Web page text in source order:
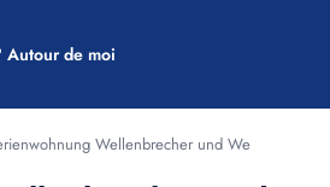
Autour de moi
Wellenbrecher und We